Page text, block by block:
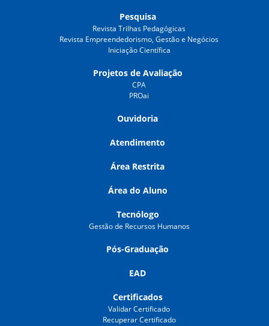
Pesquisa
Revista Trilhas Pedagógicas
Revista Empreendedorismo, Gestão e Negócios
Iniciação Científica
Projetos de Avaliação
CPA
PROai
Ouvidoria
Atendimento
Área Restrita
Área do Aluno
Tecnólogo
Gestão de Recursos Humanos
Pós-Graduação
EAD
Certificados
Validar Certificado
Recuperar Certificado